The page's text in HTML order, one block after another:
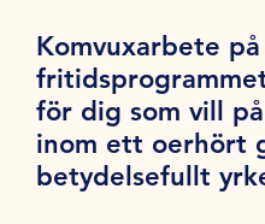
Komvuxarbete
för dig som vill
inom ett oerhört
betydelsefullt